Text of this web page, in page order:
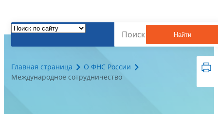
Найти
Главная страница
О ФНС России
Международное сотрудничество